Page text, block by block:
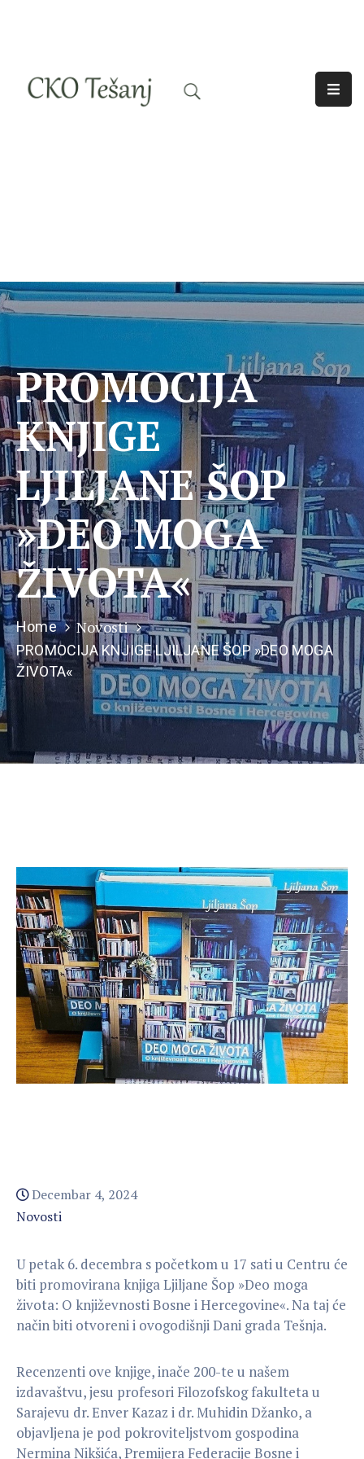
Nama
PROMOCIJA
KNJIGE
LJILJANE ŠOP
»DEO MOGA
ŽIVOTA«
Home Novosti
PROMOCIJA KNJIGE LJILJANE ŠOP »DEO MOGA
ŽIVOTA«
Decembar 4, 2024
Novosti
Upetak 6. decembra s početkom u 17 sati u Centru će
biti promovirana knjiga Ljiljane Šop »Deo moga
života: O književnosti Bosne i Hercegovine«. Na taj će
način biti otvoreni i ovogodišnji Dani grada Tešnja.
Recenzenti ove knjige, inače 200-te u našem
izdavaštvu, jesu profesori Filozofskog fakulteta u
Sarajevu dr. Enver Kazaz i dr. Muhidin Džanko, a
objavljena je pod pokroviteljstvom gospodina
Nermina Nikšića, Premijera Federacije Bosne i